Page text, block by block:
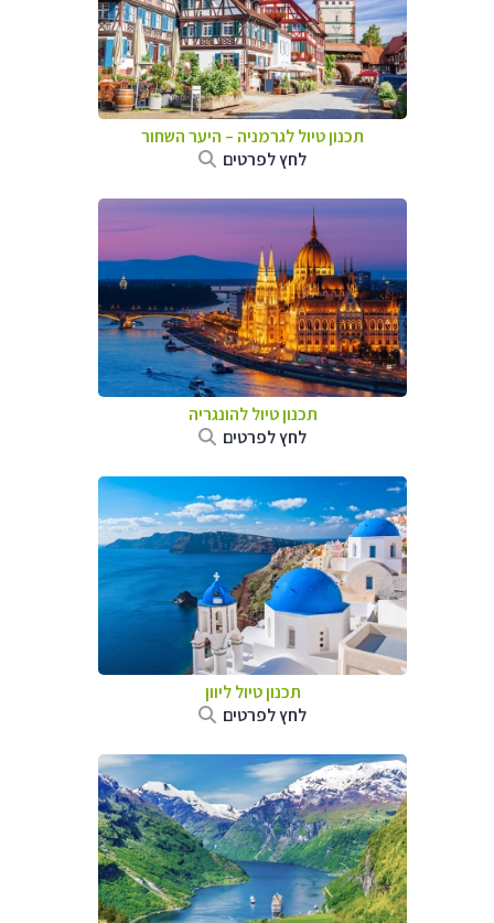
תכנון טיול לגרמניה – היער השחור
לחץ לפרטים
תכנון טיול להונגריה
לחץ לפרטים
תכנון טיול ליוון
לחץ לפרטים